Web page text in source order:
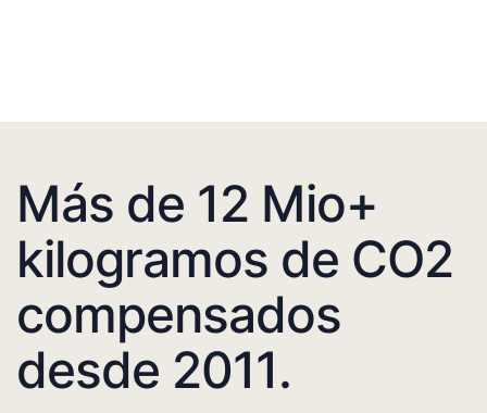
Más de 12 Mio+
kilogramos de CO2
compensados
desde 2011.